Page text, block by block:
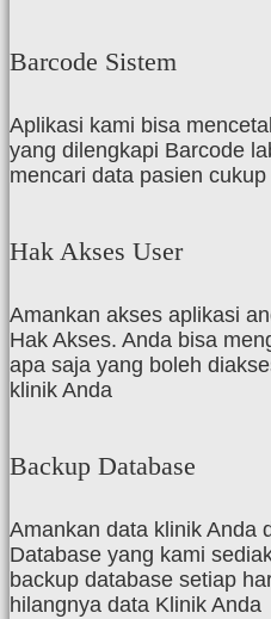
Barcode Sistem
Aplikasi kami bisa
yang dilengkapi Barcode
mencari data pasien
Hak Akses User
Amankan akses aplikasi
Hak Akses. Anda bisa
apa saja yang boleh
klinik Anda
Backup Database
Amankan data klinik Anda
Database yang kami
backup database setiap
hilangnya data Klinik Anda